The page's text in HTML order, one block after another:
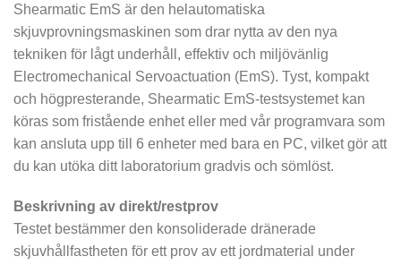
Shearmatic EmS är den helautomatiska
skjuvprovningsmaskinen som drar nytta av den nya
tekniken för lågt underhåll, effektiv och miljövänlig
Electromechanical Servoactuation (EmS). Tyst, kompakt
och högpresterande, Shearmatic EmS-testsystemet kan
köras som fristående enhet eller med vår programvara som
kan ansluta upp till 6 enheter med bara en PC, vilket gör att
du kan utöka ditt laboratorium gradvis och sömlöst.
Beskrivning av direkt/restprov
Testet bestämmer den konsoliderade dränerade
skjuvhållfastheten för ett prov av ett jordmaterial under